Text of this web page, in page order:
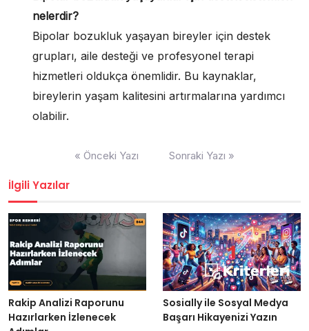
nelerdir?
Bipolar bozukluk yaşayan bireyler için destek
grupları, aile desteği ve profesyonel terapi
hizmetleri oldukça önemlidir. Bu kaynaklar,
bireylerin yaşam kalitesini artırmalarına yardımcı
olabilir.
« Önceki Yazı Sonraki Yazı »
İlgili Yazılar
Rakip Analizi Raporunu
Hazırlarken İzlenecek
Sosially ile Sosyal Medya
Başarı Hikayenizi Yazın